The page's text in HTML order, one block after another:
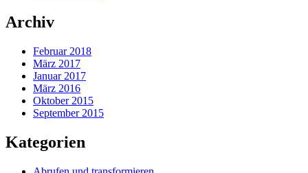
Archiv
Februar 2018
März 2017
Januar 2017
März 2016
Oktober 2015
September 2015
Kategorien